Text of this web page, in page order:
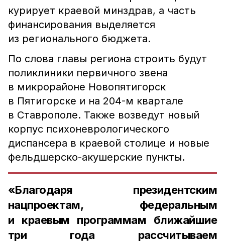
курирует краевой минздрав, а часть
финансирования выделяется
из регионального бюджета.
По слова главы региона строить будут
поликлиники первичного звена
в микрорайоне Новопятигорск
в Пятигорске и на 204-м квартале
в Ставрополе. Также возведут новый
корпус психоневрологического
диспансера в краевой столице и новые
фельдшерско-акушерские пункты.
«Благодаря президентским
нацпроектам, федеральным
и краевым программам ближайшие
три года рассчитываем